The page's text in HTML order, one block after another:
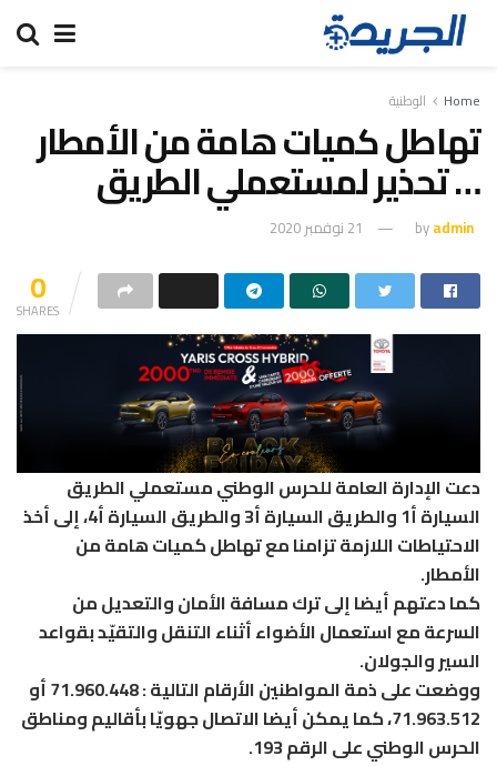
Home الوطنية
تهاطل كميات هامة من الأمطار
… تحذير لمستعملي الطريق
byadmin 21 نوفمبر 2020
0
SHARES
دعت الإدارة العامة للحرس الوطني مستعملي الطريق
السيارة أ1 والطريق السيارة أ3 والطريق السيارة أ4، إلى أخذ
الاحتياطات اللازمة تزامنا مع تهاطل كميات هامة من
الأمطار.
كما دعتهم أيضا إلى ترك مسافة الأمان والتعديل من
السرعة مع استعمال الأضواء أثناء التنقل والتقيّد بقواعد
السير والجولان.
ووضعت على ذمة المواطنين الأرقام التالية : 71.960.448 أو
71.963.512، كما يمكن أيضا الاتصال جهويّا بأقاليم ومناطق
الحرس الوطني على الرقم 193.